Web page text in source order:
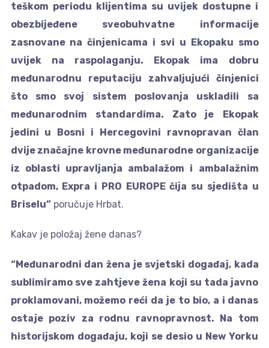
teškom periodu klijentima su uvijek dostupne i
obezbijeđene sveobuhvatne informacije
zasnovane na činjenicama i svi u Ekopaku smo
uvijek na raspolaganju. Ekopak ima dobru
međunarodnu reputaciju zahvaljujući činjenici
što smo svoj sistem poslovanja uskladili sa
međunarodnim standardima. Zato je Ekopak
jedini u Bosni i Hercegovini ravnopravan član
dvije značajne krovne međunarodne organizacije
iz oblasti upravljanja ambalažom i ambalažnim
otpadom, Expra i PRO EUROPE čija su sjedišta u
Briselu”poručuje Hrbat.
Kakav je položaj žene danas?
“Međunarodni dan žena je svjetski događaj, kada
sublimiramo sve zahtjeve žena koji su tada javno
proklamovani, možemo reći da je to bio, a i danas
ostaje poziv za rodnu ravnopravnost. Na tom
historijskom događaju, koji se desio u New Yorku